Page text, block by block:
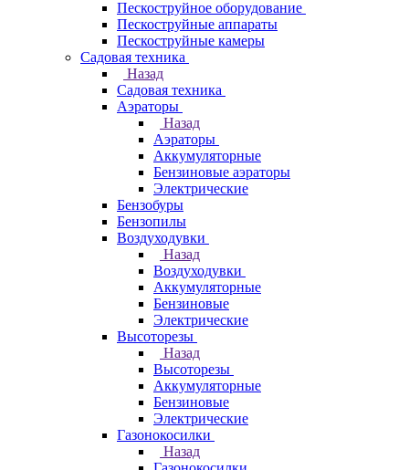
Пескоструйное оборудование
Пескоструйные аппараты
Пескоструйные камеры
Садовая техника
Назад
Садовая техника
Аэраторы
Назад
Аэраторы
Аккумуляторные
Бензиновые аэраторы
Электрические
Бензобуры
Бензопилы
Воздуходувки
Назад
Воздуходувки
Аккумуляторные
Бензиновые
Электрические
Высоторезы
Назад
Высоторезы
Аккумуляторные
Бензиновые
Электрические
Газонокосилки
Назад